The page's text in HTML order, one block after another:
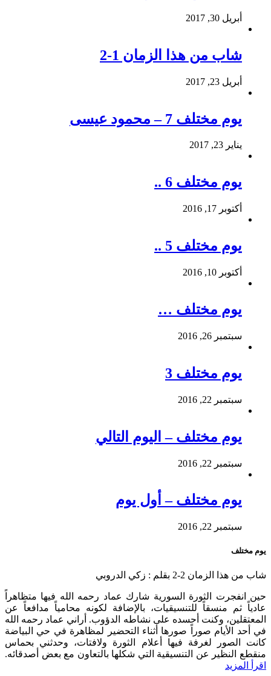
أبريل 30, 2017
شاب من هذا الزمان 1-2
أبريل 23, 2017
يوم مختلف 7 – محمود عيسى
يناير 23, 2017
يوم مختلف 6 ..
أكتوبر 17, 2016
يوم مختلف 5 ..
أكتوبر 10, 2016
يوم مختلف …
سبتمبر 26, 2016
يوم مختلف 3
سبتمبر 22, 2016
يوم مختلف – اليوم التالي
سبتمبر 22, 2016
يوم مختلف – أول يوم
سبتمبر 22, 2016
يوم مختلف
شاب من هذا الزمان 2-2 بقلم : زكي الدروبي
حين انفجرت الثورة السورية شارك عماد رحمه الله فيها متظاهراً
عادياً ثم منسقاً للتنسيقيات، بالإضافة لكونه محامياً مدافعاً عن
المعتقلين، وكنت أحسده على نشاطه الدؤوب. أراني عماد رحمه الله
في أحد الأيام صوراً صورها أثناء التحضير لمظاهرة في حي البياضة
كانت الصور لغرفة فيها أعلام الثورة ولافتات، وحدثني بحماس
منقطع النظير عن التنسيقية التي شكلها بالتعاون مع بعض أصدقائه.
اقرأ المزيد